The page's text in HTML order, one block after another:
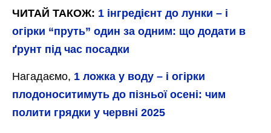
ЧИТАЙ ТАКОЖ: 1 інгредієнт до лунки – і
огірки “пруть” один за одним: що додати в
ґрунт під час посадки
Нагадаємо, 1 ложка у воду – і огірки
плодоноситимуть до пізньої осені: чим
полити грядки у червні 2025